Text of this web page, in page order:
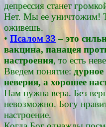
депрессия станет
Нет. Мы ее уничтожим!
оживешь.
• Псалом 33 – это
вакцина, панацея
настроения, то есть
Введем понятие: дурное
неверия, а хорошее
Нам нужна вера. Без
невозможно. Богу
настроение.